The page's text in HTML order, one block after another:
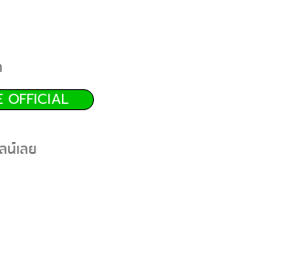
OFFICIAL
น์เลย